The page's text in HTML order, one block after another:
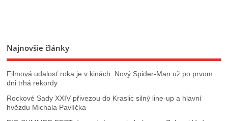
Najnovšie články
Filmová udalosť roka je v kinách. Nový Spider-Man už po prvom
dni trhá rekordy
Rockové Sady XXIV přivezou do Kraslic silný line‑up a hlavní
hvězdu Michala Pavlíčka